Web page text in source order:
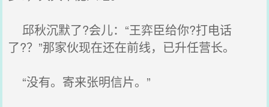
邱秋沉默了?会儿：“王弈臣给你?打电话
了?？”那家伙现在还在前线，已升任营长。
“没有。寄来张明信片。”